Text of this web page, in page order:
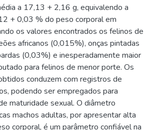
a 17,13 + 2,16 g, equivalendo a
+ 0,03 % do peso corporal em
os valores encontrados os felinos de
africanos (0,015%), onças pintadas
(0,03%) e inesperadamente maior
para felinos de menor porte. Os
conduzem com registros de
podendo ser empregados para
maturidade sexual. O diâmetro
machos adultas, por apresentar alta
corporal, é um parâmetro confiável na